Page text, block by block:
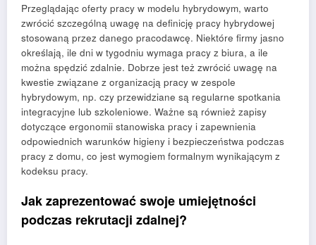
Przeglądając oferty pracy w modelu hybrydowym, warto
zwrócić szczególną uwagę na definicję pracy hybrydowej
stosowaną przez danego pracodawcę. Niektóre firmy jasno
określają, ile dni w tygodniu wymaga pracy z biura, a ile
można spędzić zdalnie. Dobrze jest też zwrócić uwagę na
kwestie związane z organizacją pracy w zespole
hybrydowym, np. czy przewidziane są regularne spotkania
integracyjne lub szkoleniowe. Ważne są również zapisy
dotyczące ergonomii stanowiska pracy i zapewnienia
odpowiednich warunków higieny i bezpieczeństwa podczas
pracy z domu, co jest wymogiem formalnym wynikającym z
kodeksu pracy.
Jak zaprezentować swoje umiejętności
podczas rekrutacji zdalnej?